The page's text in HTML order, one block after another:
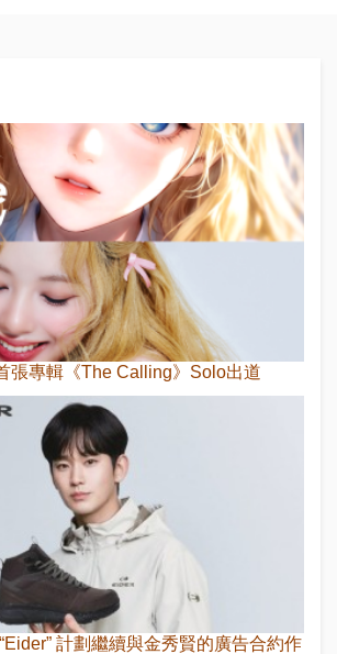
張專輯《The Calling》Solo出道
計劃繼續與金秀賢的廣告合約作